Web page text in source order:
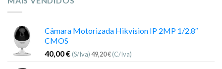
Câmara Motorizada Hikvision IP 2MP 1/2.8″
CMOS
40,00€ (S/Iva)49,20€(C/Iva)